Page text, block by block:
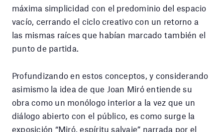
máxima simplicidad con el predominio del espacio
vacío, cerrando el ciclo creativo con un retorno a
las mismas raíces que habían marcado también el
punto de partida.
Profundizando en estos conceptos, y considerando
asimismo la idea de que Joan Miró entiende su
obra como un monólogo interior a la vez que un
diálogo abierto con el público, es como surge la
exposición “Miró, espíritu salvaje” narrada por el